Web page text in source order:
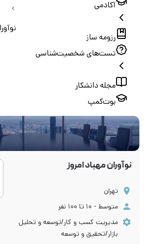
آکادمی
رزومه ساز
تست‌های شخصیت‌شناسی
مجله دانشکار
بوت‌کمپ
نوآوران مهباد امروز
تهران
متوسط - ۱۰ تا ۱۰۰ نفر
مدیریت کسب و کار/توسعه و تحلیل
بازار/تحقیق و توسعه